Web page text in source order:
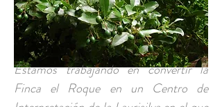
Estamos trabajando en convertir la
Finca el Roque en un Centro de